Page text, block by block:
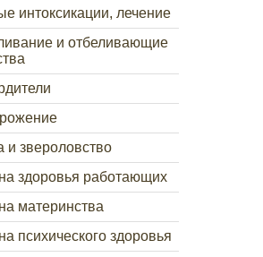
интоксикации, лечение
и отбеливающие
и звероловство
здоровья работающих
материнства
психического здоровья